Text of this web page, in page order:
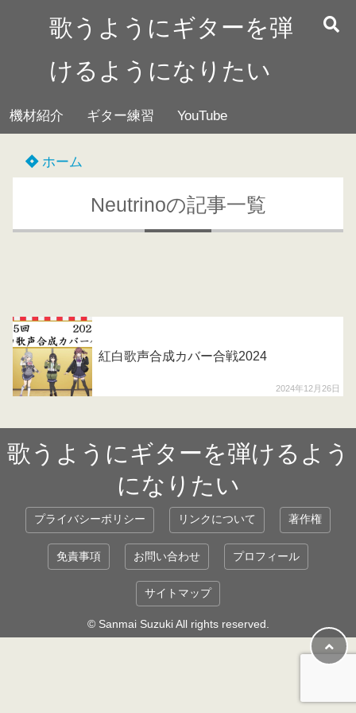
歌うようにギターを弾
けるようになりたい
機材紹介 ギター練習 YouTube
ホーム
Neutrinoの記事一覧
2024年12月26日
紅白歌声合成カバー合戦2024
歌うようにギターを弾けるよう
になりたい
プライバシーポリシー リンクについて 著作権
免責事項 お問い合わせ プロフィール
サイトマップ
© Sanmai Suzuki All rights reserved.